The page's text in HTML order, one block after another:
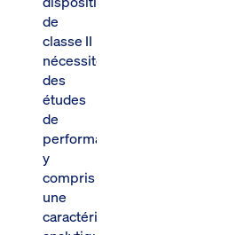
de
classe II
nécessitent
des
études
de
performance,
y
compris
une
caractérisation